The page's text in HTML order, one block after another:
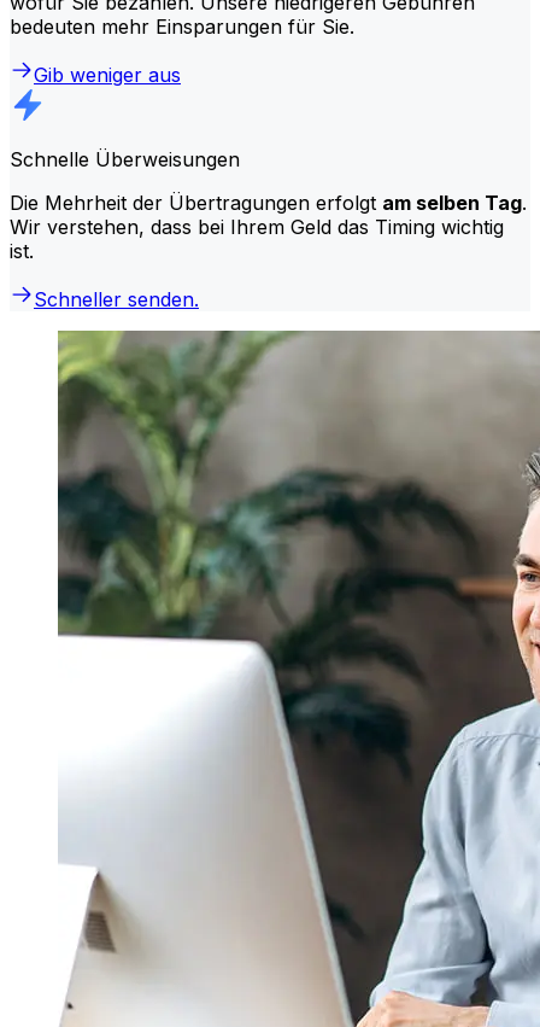
bedeuten mehr Einsparungen für Sie.
Gib weniger aus
Schnelle Überweisungen
Die Mehrheit der Übertragungen erfolgt am selben Tag.
Wir verstehen, dass bei Ihrem Geld das Timing wichtig
ist.
Schneller senden.